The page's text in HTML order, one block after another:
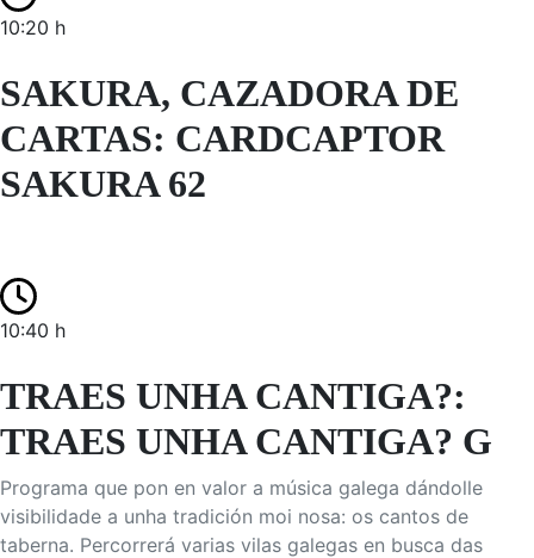
10:20 h
SAKURA, CAZADORA DE
CARTAS: CARDCAPTOR
SAKURA 62
10:40 h
TRAES UNHA CANTIGA?:
TRAES UNHA CANTIGA? G
Programa que pon en valor a música galega dándolle
visibilidade a unha tradición moi nosa: os cantos de
taberna. Percorrerá varias vilas galegas en busca das